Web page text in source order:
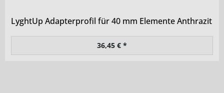
LyghtUp Adapterprofil für 40 mm Elemente Anthrazit
36,45 € *